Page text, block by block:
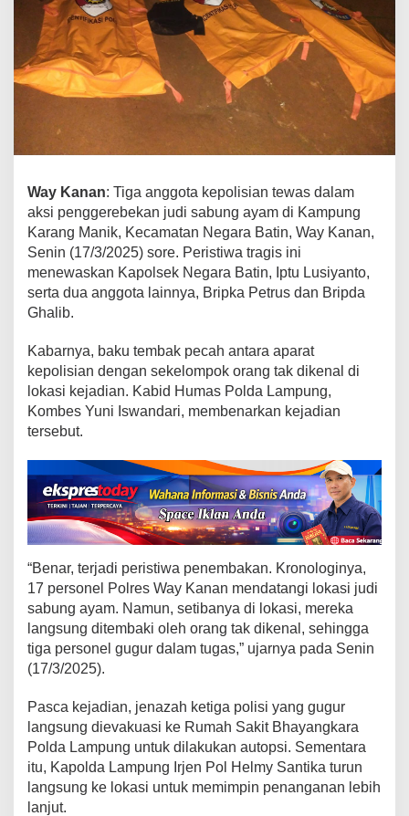
s
d
l
m
n
g
e
r
e
k
J
u
d
i
b
u
n
g
A
a
m
d
i
W
K
a
n
n
Way Kanan: Tiga anggota kepolisian tewas dalam
aksi penggerebekan judi sabung ayam di Kampung
Karang Manik, Kecamatan Negara Batin, Way Kanan,
Senin (17/3/2025) sore. Peristiwa tragis ini
menewaskan Kapolsek Negara Batin, Iptu Lusiyanto,
serta dua anggota lainnya, Bripka Petrus dan Bripda
Ghalib.
Kabarnya, baku tembak pecah antara aparat
kepolisian dengan sekelompok orang tak dikenal di
lokasi kejadian. Kabid Humas Polda Lampung,
Kombes Yuni Iswandari, membenarkan kejadian
tersebut.
“Benar, terjadi peristiwa penembakan. Kronologinya,
17 personel Polres Way Kanan mendatangi lokasi judi
sabung ayam. Namun, setibanya di lokasi, mereka
langsung ditembaki oleh orang tak dikenal, sehingga
tiga personel gugur dalam tugas,” ujarnya pada Senin
(17/3/2025).
Pasca kejadian, jenazah ketiga polisi yang gugur
langsung dievakuasi ke Rumah Sakit Bhayangkara
Polda Lampung untuk dilakukan autopsi. Sementara
itu, Kapolda Lampung Irjen Pol Helmy Santika turun
langsung ke lokasi untuk memimpin penanganan lebih
lanjut.